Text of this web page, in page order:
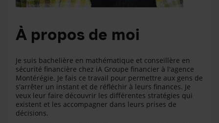
À propos de moi
Je suis bachelière en mathématique et conseillère en
sécurité financière chez iA Groupe financier à l'agence
Montérégie. Je fais ce travail pour permettre aux gens de
s'arrêter un instant et de réfléchir à leurs finances. Je
veux leur faire découvrir les différentes stratégies qui
existent et les accompagner dans leurs prises de
décisions.